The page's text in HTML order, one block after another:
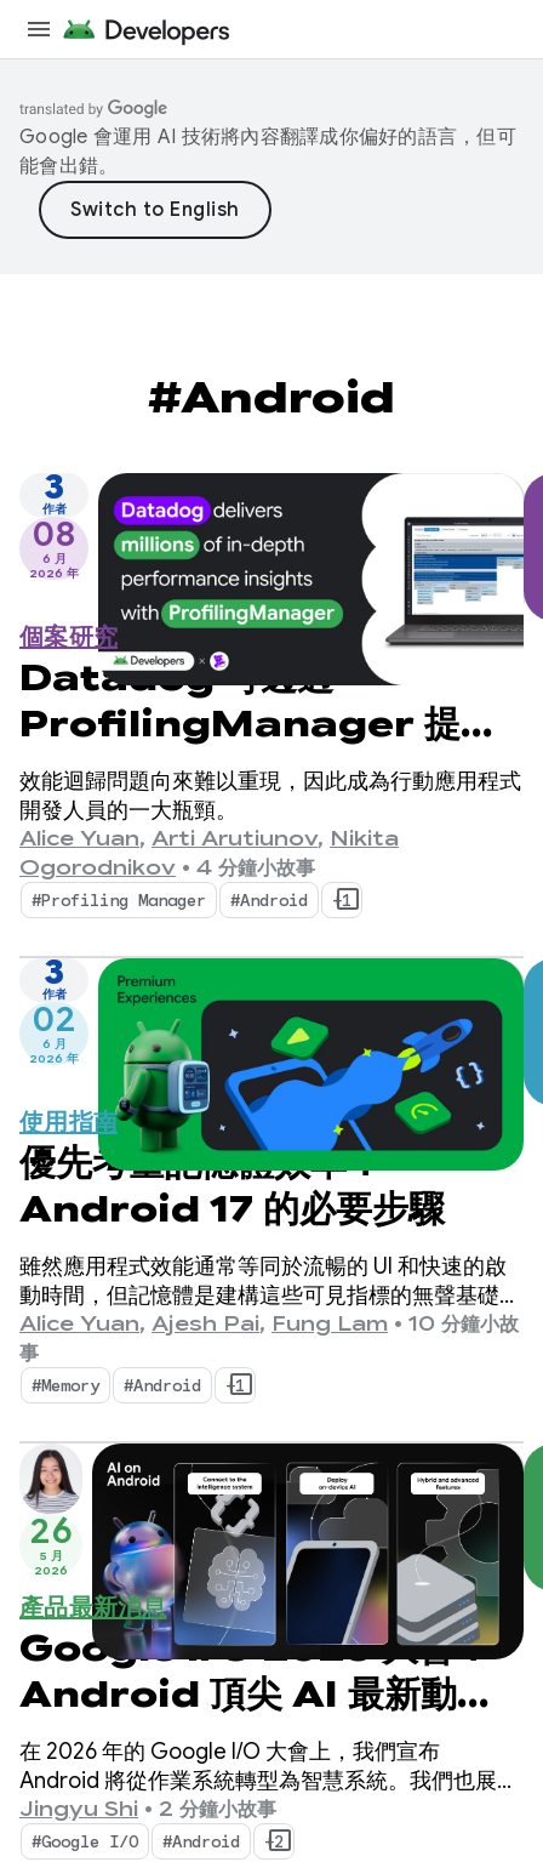
Google 會運用 AI 技術將內容翻譯成你偏好的語言，但可
能會出錯。
#Android
3
作者
08
6 月
2026 年
個案研究
Datadog 可透過
ProfilingManager 提供
數百萬筆深入的效能洞察資料
效能迴歸問題向來難以重現，因此成為行動應用程式
開發人員的一大瓶頸。
Alice Yuan, Arti Arutiunov, Nikita
Ogorodnikov • 4 分鐘小故事
#Profiling Manager #Android +1
3
作者
02
6 月
2026 年
使用指南
優先考量記憶體效率：
Android 17 的必要步驟
雖然應用程式效能通常等同於流暢的 UI 和快速的啟
動時間，但記憶體是建構這些可見指標的無聲基礎。
眾所皆知，裝置記憶體的重要性與日俱增。
Alice Yuan, Ajesh Pai, Fung Lam • 10 分鐘小故
事
#Memory #Android +1
26
5 月
2026
產品最新消息
Google I/O 2026 大會：
Android 頂尖 AI 最新動
態，打造智慧體驗
在 2026 年的 Google I/O 大會上，我們宣布
Android 將從作業系統轉型為智慧系統。我們也展示
了如何使用系統原生建構智慧體驗，並將 Google AI
的強大功能帶入應用程式。
Jingyu Shi • 2 分鐘小故事
#Google I/O #Android +2